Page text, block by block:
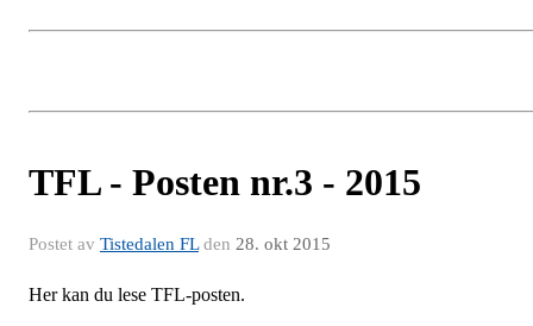
TFL - Posten nr.3 - 2015
Postet av Tistedalen FLden 28. okt 2015
Her kan du lese TFL-posten.